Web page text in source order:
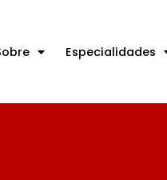
Especialidades